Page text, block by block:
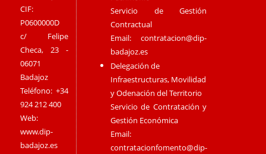
CIF:
P0600000D
c/ Felipe
Checa, 23 -
06071
Badajoz
Teléfono: +34
924 212 400
Web:
www.dip-
badajoz.es
Servicio de Gestión
Contractual
Email:contratacion@dip-
badajoz.es
Delegación de
Infraestructuras, Movilidad
y Odenación del Territorio
Servicio de Contratación y
Gestión Económica
Email:
contratacionfomento@dip-